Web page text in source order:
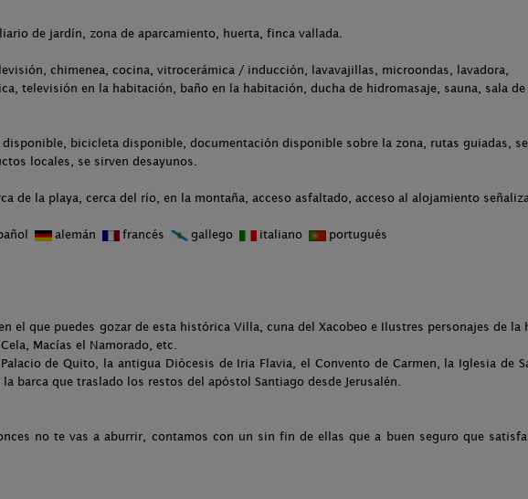
de jardín, zona de aparcamiento, huerta, finca vallada.
chimenea, cocina, vitrocerámica / inducción, lavavajillas, microondas, lavadora,
televisión en la habitación, baño en la habitación, ducha de hidromasaje, sauna, sala de
bicicleta disponible, documentación disponible sobre la zona, rutas guiadas,
locales, se sirven desayunos.
de la playa, cerca del río, en la montaña, acceso asfaltado, acceso al alojamiento
alemán francés gallego italiano portugués
el que puedes gozar de esta histórica Villa, cuna del Xacobeo e Ilustres personajes de la
Macías el Namorado, etc.
de Quito, la antigua Diócesis de Iria Flavia, el Convento de Carmen, la Iglesia de
barca que traslado los restos del apóstol Santiago desde Jerusalén.
no te vas a aburrir, contamos con un sin fin de ellas que a buen seguro que